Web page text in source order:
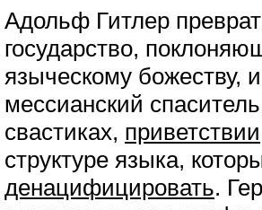
Адольф Гитлер
государство,
языческому божеству,
мессианский
свастиках, приветствии
структуре языка,
денацифицировать.